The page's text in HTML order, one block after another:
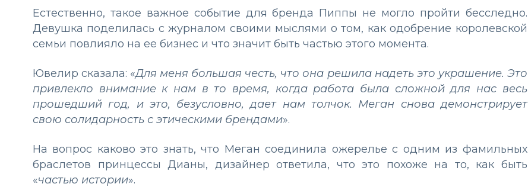
Естественно, такое важное событие для бренда Пиппы не могло пройти бесследно.
Девушка поделилась с журналом своими мыслями о том, как одобрение королевской
семьи повлияло на ее бизнес и что значит быть частью этого момента.
Ювелир сказала: «Для меня большая честь, что она решила надеть это украшение. Это
привлекло внимание к нам в то время, когда работа была сложной для нас весь
прошедший год, и это, безусловно, дает нам толчок. Меган снова демонстрирует
свою солидарность с этическими брендами».
На вопрос каково это знать, что Меган соединила ожерелье с одним из фамильных
браслетов принцессы Дианы, дизайнер ответила, что это похоже на то, как быть
«частью истории».